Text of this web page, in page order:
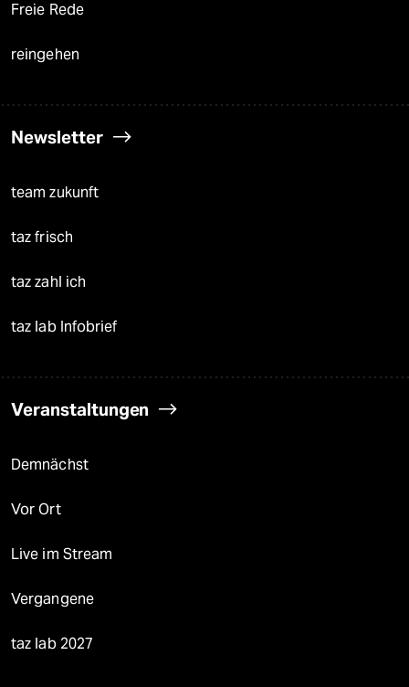
Freie Rede
reingehen
Newsletter
team zukunft
taz frisch
taz zahl ich
taz lab Infobrief
Veranstaltungen
Demnächst
Vor Ort
Live im Stream
Vergangene
taz lab 2027